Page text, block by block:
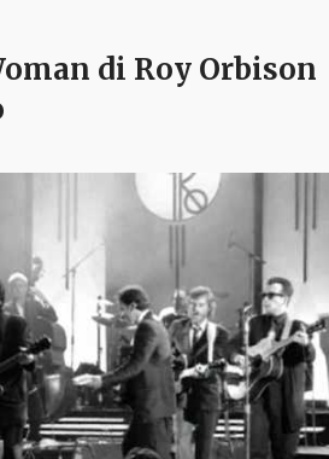
di Roy Orbison